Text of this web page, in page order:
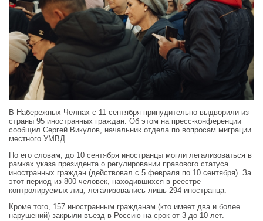
В Набережных Челнах с 11 сентября принудительно выдворили из
страны 95 иностранных граждан. Об этом на пресс‑конференции
сообщил Сергей Викулов, начальник отдела по вопросам миграции
местного УМВД.
По его словам, до 10 сентября иностранцы могли легализоваться в
рамках указа президента о регулировании правового статуса
иностранных граждан (действовал с 5 февраля по 10 сентября). За
этот период из 800 человек, находившихся в реестре
контролируемых лиц, легализовались лишь 294 иностранца.
Кроме того, 157 иностранным гражданам (кто имеет два и более
нарушений) закрыли въезд в Россию на срок от 3 до 10 лет.